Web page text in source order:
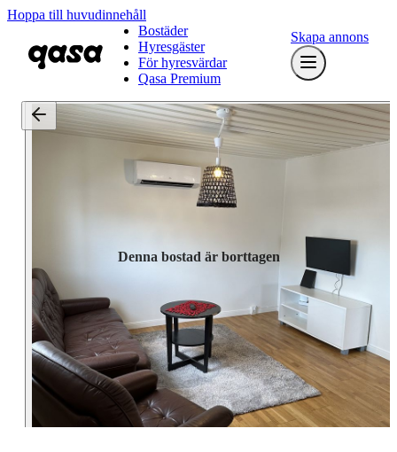
Hoppa till huvudinnehåll
Bostäder
Hyresgäster
För hyresvärdar
Qasa Premium
Skapa annons
Denna bostad är borttagen